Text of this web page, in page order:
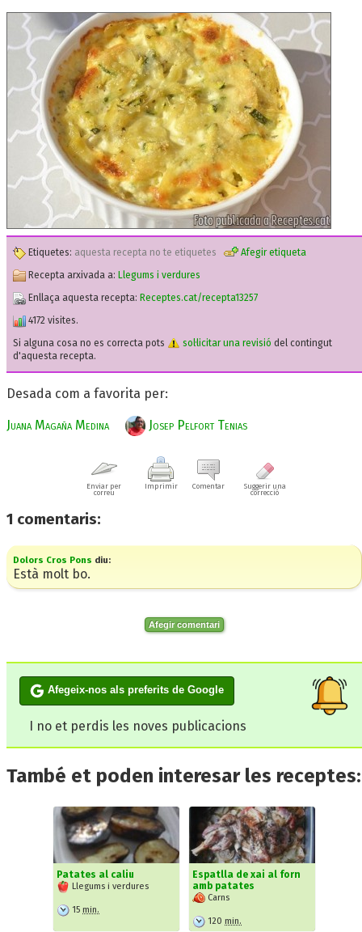
Etiquetes: aquesta recepta no te etiquetes
Afegir etiqueta
Recepta arxivada a: Llegums i verdures
Enllaça aquesta recepta: Receptes.cat/recepta13257
4172 visites.
Si alguna cosa no es correcta pots
sol·licitar una revisió del contingut
d'aquesta recepta.
Desada com a favorita per:
Juana Magaña Medina Josep Pelfort Tenias
Enviar per
correu
Imprimir Comentar
Suggerir una
correcció
1 comentaris:
Dolors Cros Pons diu:
Està molt bo.
Afegir comentari
Afegeix-nos als preferits de Google
I no et perdis les noves publicacions
També et poden interesar les receptes:
Patates al caliu
Llegums i verdures
15 min.
Espatlla de xai al forn
amb patates
Carns
120 min.